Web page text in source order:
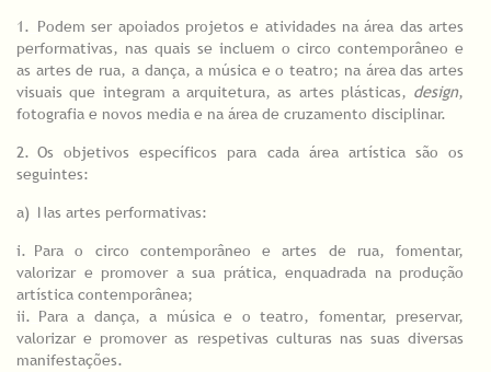
1. Podem ser apoiados projetos e atividades na área das artes
performativas, nas quais se incluem o circo contemporâneo e
as artes de rua, a dança, a música e o teatro; na área das artes
visuais que integram a arquitetura, as artes plásticas, design,
fotografia e novos media e na área de cruzamento disciplinar.
2. Os objetivos específicos para cada área artística são os
seguintes:
a) Nas artes performativas:
i. Para o circo contemporâneo e artes de rua, fomentar,
valorizar e promover a sua prática, enquadrada na produção
artística contemporânea;
ii. Para a dança, a música e o teatro, fomentar, preservar,
valorizar e promover as respetivas culturas nas suas diversas
manifestações.